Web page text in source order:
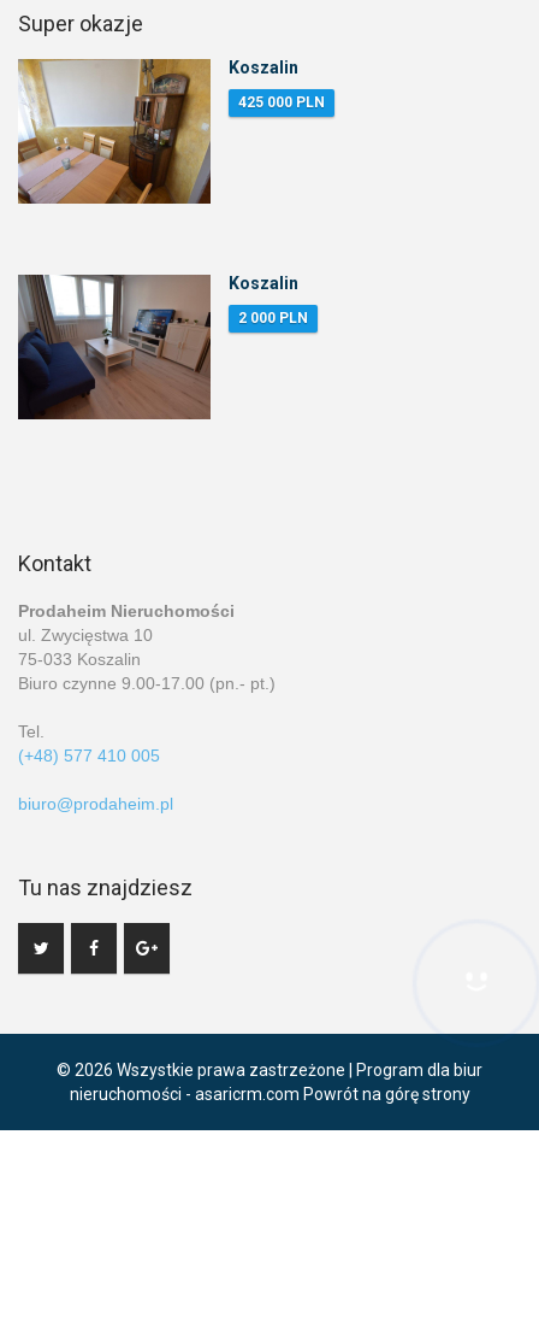
Super okazje
Koszalin
425 000 PLN
Koszalin
2 000 PLN
Kontakt
Prodaheim Nieruchomości
ul. Zwycięstwa 10
75-033 Koszalin
Biuro czynne 9.00-17.00 (pn.- pt.)
Tel.
(+48) 577 410 005
biuro@prodaheim.pl
Tu nas znajdziesz
© 2026 Wszystkie prawa zastrzeżone | Program dla biur
nieruchomości - asaricrm.com Powrót na górę strony